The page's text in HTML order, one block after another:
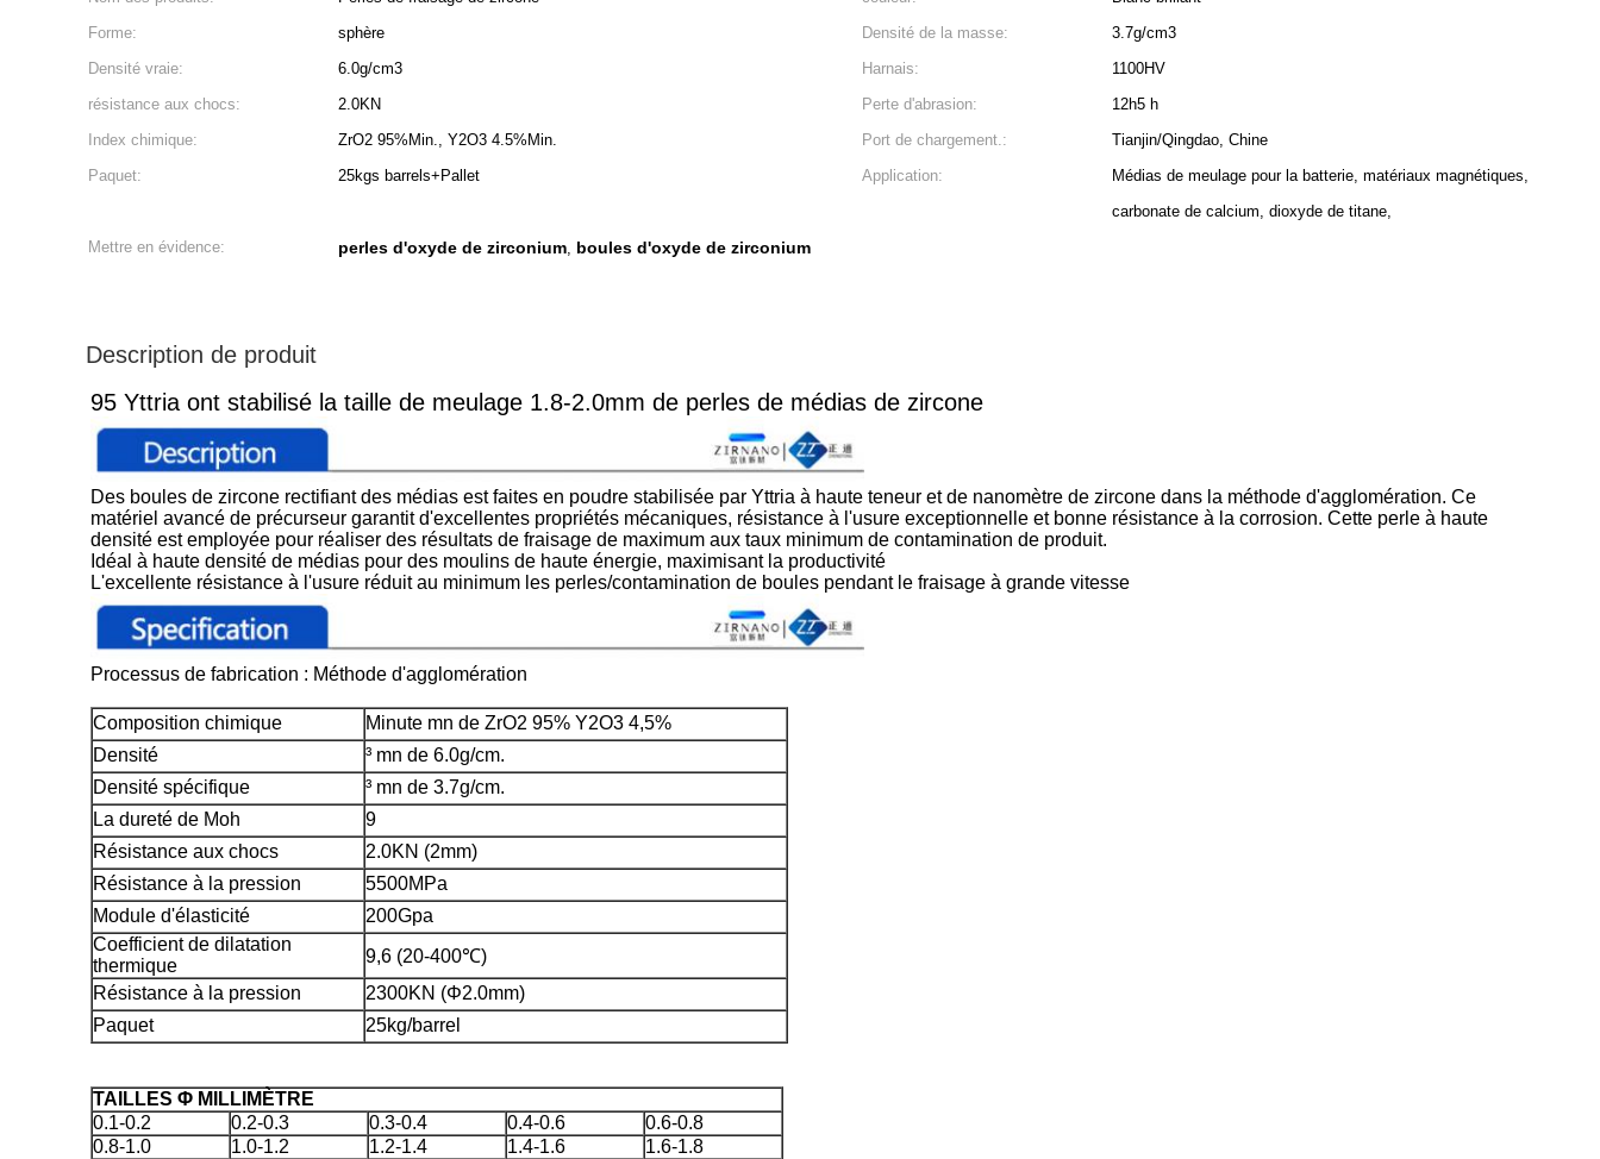
Forme:
sphère Densité de la masse:
3.7g/cm3
Densité vraie:
6.0g/cm3 Harnais:
1100HV
résistance aux chocs:
2.0KN Perte d'abrasion:
12h5 h
Index chimique:
ZrO2 95%Min., Y2O3 4.5%Min. Port de chargement.:
Tianjin/Qingdao, Chine
Paquet:
25kgs barrels+Pallet Application:
Médias de meulage pour la batterie, matériaux magnétiques,
carbonate de calcium, dioxyde de titane,
Mettre en évidence:
perles d'oxyde de zirconium, boules d'oxyde de zirconium
Description de produit
95 Yttria ont stabilisé la taille de meulage 1.8-2.0mm de perles de médias de zircone
Des boules de zircone rectifiant des médias est faites en poudre stabilisée par Yttria à haute teneur et de nanomètre de zircone dans la méthode d'agglomération. Ce
matériel avancé de précurseur garantit d'excellentes propriétés mécaniques, résistance à l'usure exceptionnelle et bonne résistance à la corrosion. Cette perle à haute
densité est employée pour réaliser des résultats de fraisage de maximum aux taux minimum de contamination de produit.
Idéal à haute densité de médias pour des moulins de haute énergie, maximisant la productivité
L'excellente résistance à l'usure réduit au minimum les perles/contamination de boules pendant le fraisage à grande vitesse
Processus de fabrication : Méthode d'agglomération
Composition chimique
Minute mn de ZrO2 95% Y2O3 4,5%
Densité
³ mn de 6.0g/cm.
Densité spécifique
³ mn de 3.7g/cm.
La dureté de Moh
9
Résistance aux chocs
2.0KN (2mm)
Résistance à la pression
5500MPa
Module d'élasticité
200Gpa
Coefficient de dilatation
thermique
9,6 (20-400℃)
Résistance à la pression
2300KN (Φ2.0mm)
Paquet
25kg/barrel
TAILLES Φ MILLIMÈTRE
0.1-0.2
0.2-0.3 0.3-0.4 0.4-0.6
0.6-0.8
0.8-1.0
1.0-1.2 1.2-1.4 1.4-1.6
1.6-1.8